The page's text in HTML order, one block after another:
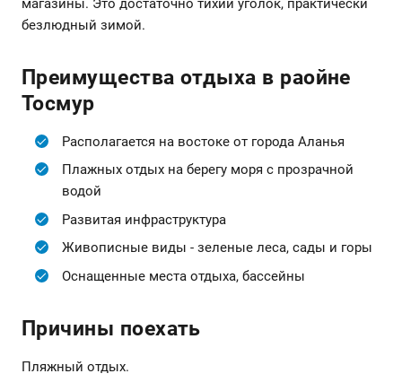
безлюдный зимой.
Преимущества отдыха в раойне
Тосмур
Располагается на востоке от города Аланья
Плажных отдых на берегу моря с прозрачной
водой
Развитая инфраструктура
Живописные виды - зеленые леса, сады и горы
Оснащенные места отдыха, бассейны
Причины поехать
Пляжный отдых.